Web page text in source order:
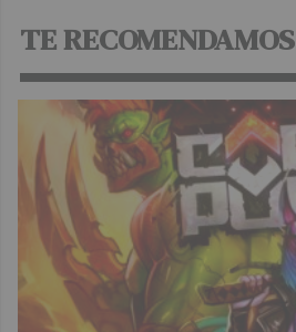
TE RECOMENDAMOS